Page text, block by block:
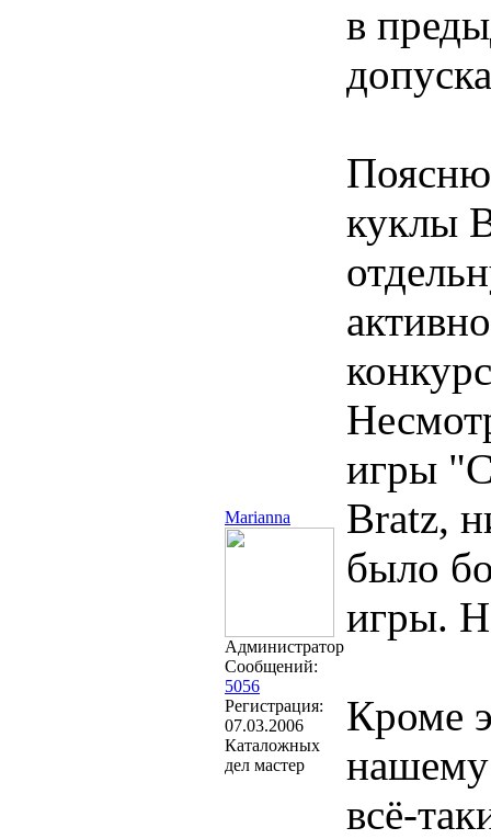
Marianna
Администратор
Сообщений:
5056
Регистрация:
07.03.2006
Каталожных
дел мастер
в
куклы
игры
Bratz,
было
игры.
Кроме
нашему
всё-